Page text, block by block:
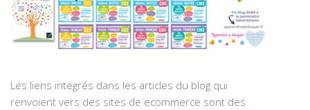
Les liens intégrés dans les articles du blog qui
renvoient vers des sites de ecommerce sont des